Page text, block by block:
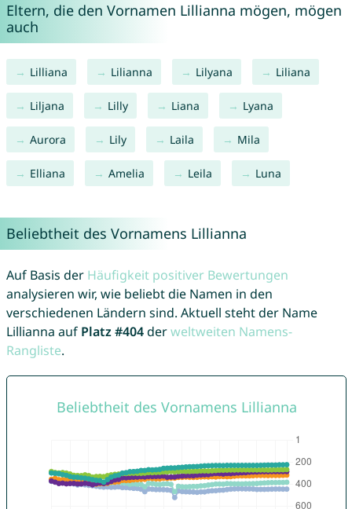
Eltern, die den Vornamen Lillianna mögen, mögen
auch
Lilliana Lilianna Lilyana Liliana
Liljana Lilly Liana Lyana
Aurora Lily Laila Mila
Elliana Amelia Leila Luna
Beliebtheit des Vornamens Lillianna
Auf Basis der Häufigkeit positiver Bewertungen
analysieren wir, wie beliebt die Namen in den
verschiedenen Ländern sind. Aktuell steht der Name
Lillianna auf Platz #404derweltweiten Namens-
Rangliste.